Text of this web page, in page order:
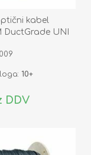
kabel
DuctGrade UNI
10+
DDV